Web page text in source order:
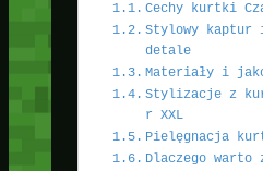
Cechy kurtki
Stylowy kaptur
detale
Materiały i
Stylizacje z
r XXL
Pielęgnacja
Dlaczego warto